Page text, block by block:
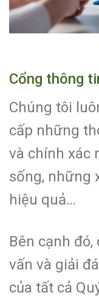
Cổng thông
Chúng tôi
cấp những
và chính xác
sống, những
hiệu quả…
Bên cạnh
vấn và giải
của tất cả